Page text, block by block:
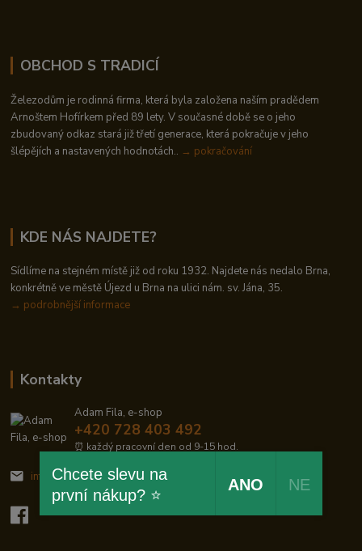
OBCHOD S TRADICÍ
Železodům je rodinná firma, která byla založena naším pradědem
Arnoštem Hofírkem před 89 lety. V současné době se o jeho
zbudovaný odkaz stará již třetí generace, která pokračuje v jeho
šlépějích a nastavených hodnotách.. → pokračování
KDE NÁS NAJDETE?
Sídlíme na stejném místě již od roku 1932. Najdete nás nedalo Brna,
konkrétně ve městě Újezd u Brna na ulici nám. sv. Jána, 35.
→ podrobnější informace
Kontakty
Adam Fila, e-shop
+420 728 403 492
⏰ každý pracovní den od 9-15 hod.
info@zelezodum.cz
Chcete slevu na
první nákup? ⭐
ANO NE